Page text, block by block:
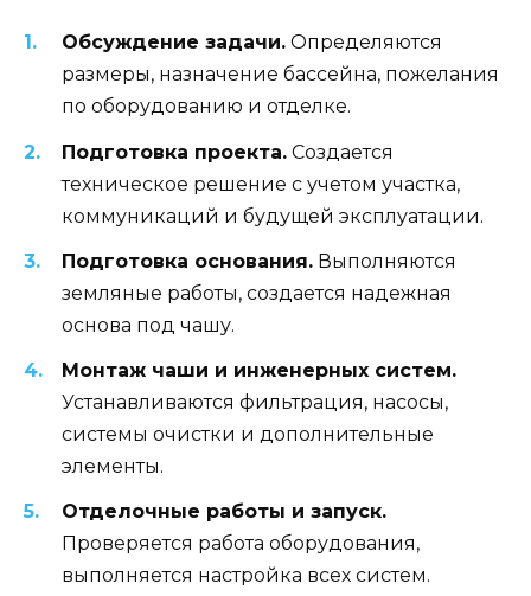
Обсуждение задачи. Определяются
размеры, назначение бассейна, пожелания
по оборудованию и отделке.
Подготовка проекта. Создается
техническое решение с учетом участка,
коммуникаций и будущей эксплуатации.
Подготовка основания. Выполняются
земляные работы, создается надежная
основа под чашу.
Монтаж чаши и инженерных систем.
Устанавливаются фильтрация, насосы,
системы очистки и дополнительные
элементы.
Отделочные работы и запуск.
Проверяется работа оборудования,
выполняется настройка всех систем.